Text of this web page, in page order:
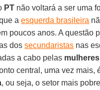
PT não voltará a ser uma
aesquerda brasileira
poucos anos. A questão
dossecundaristas nas
a cabo pelas mulheres
central, uma vez mais,
, ou seja, o setor mais